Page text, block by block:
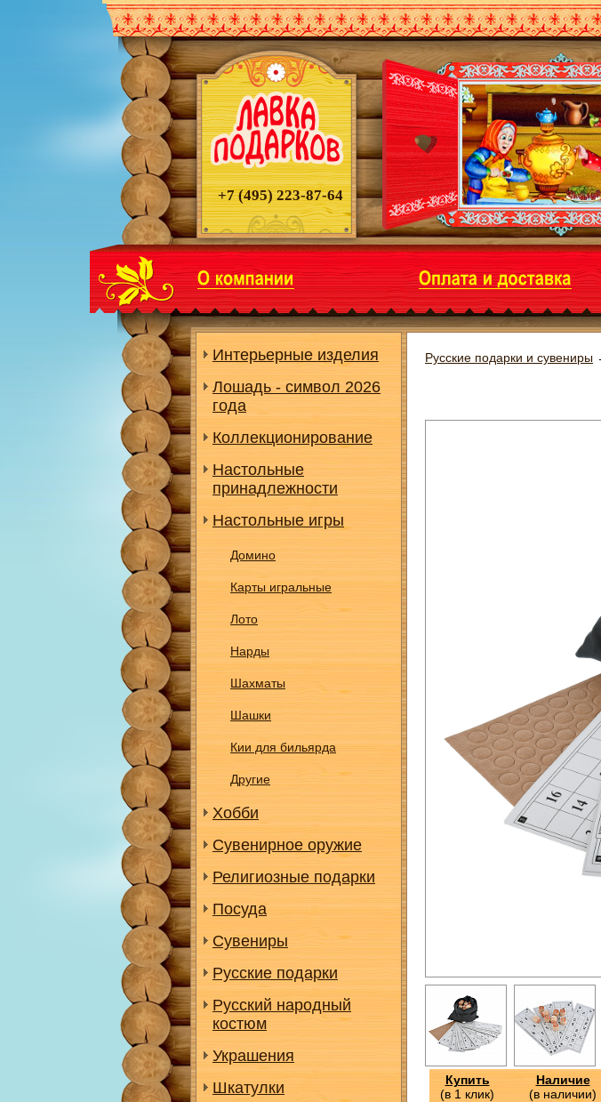
+7 (495) 223-87-64
Интерьерные изделия
Лошадь - символ 2026
года
Коллекционирование
Настольные
принадлежности
Настольные игры
Домино
Карты игральные
Лото
Нарды
Шахматы
Шашки
Кии для бильярда
Другие
Хобби
Сувенирное оружие
Религиозные подарки
Посуда
Сувениры
Русские подарки
Русский народный
костюм
Украшения
Шкатулки
Русские подарки и сувениры
Купить
(в 1 клик)
Наличие
(в наличии)